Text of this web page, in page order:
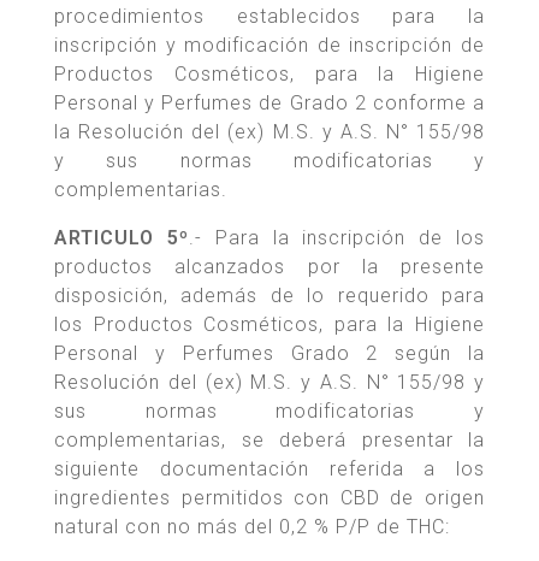
procedimientos establecidos para la
inscripción y modificación de inscripción de
Productos Cosméticos, para la Higiene
Personal y Perfumes de Grado 2 conforme a
la Resolución del (ex) M.S. y A.S. N° 155/98
y sus normas modificatorias y
complementarias.
ARTICULO 5º.- Para la inscripción de los
productos alcanzados por la presente
disposición, además de lo requerido para
los Productos Cosméticos, para la Higiene
Personal y Perfumes Grado 2 según la
Resolución del (ex) M.S. y A.S. N° 155/98 y
sus normas modificatorias y
complementarias, se deberá presentar la
siguiente documentación referida a los
ingredientes permitidos con CBD de origen
natural con no más del 0,2 % P/P de THC: